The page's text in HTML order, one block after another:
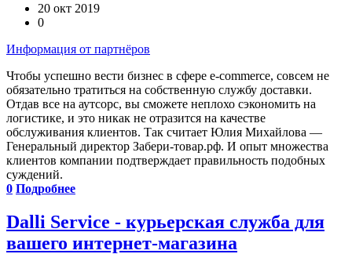
20 окт 2019
0
Информация от партнёров
Чтобы успешно вести бизнес в сфере e-commerce, совсем не
обязательно тратиться на собственную службу доставки.
Отдав все на аутсорс, вы сможете неплохо сэкономить на
логистике, и это никак не отразится на качестве
обслуживания клиентов. Так считает Юлия Михайлова —
Генеральный директор Забери-товар.рф. И опыт множества
клиентов компании подтверждает правильность подобных
суждений.
0 Подробнее
Dalli Service - курьерская служба для
вашего интернет-магазина